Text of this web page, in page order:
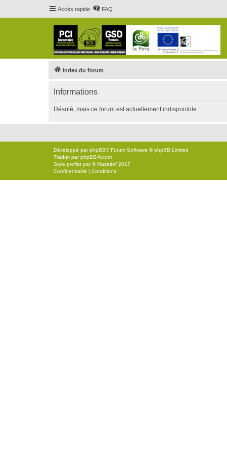
Accès rapide FAQ
Index du forum
Informations
Désolé, mais ce forum est actuellement indisponible.
Développé parphpBB® Forum Software © phpBB Limited
Traduit parphpBB-fr.com
Style proflat par ©Mazeltof 2017
Confidentialité | Conditions